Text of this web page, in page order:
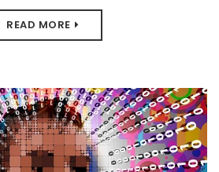
READ MORE